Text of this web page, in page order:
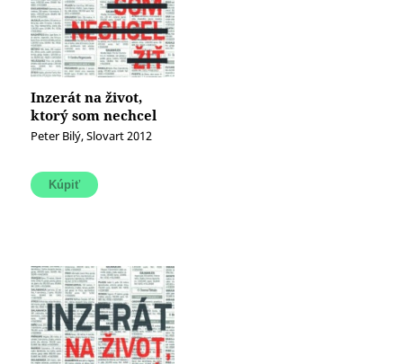
Inzerát na život,
ktorý som nechcel
žiť
Peter Bilý, Slovart 2012